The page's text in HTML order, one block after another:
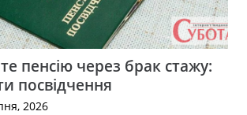
пенсію через брак стажу:
посвідчення
2026